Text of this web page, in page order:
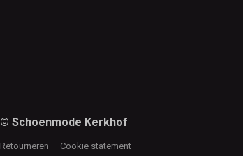
© Schoenmode Kerkhof
Retourneren Cookie statement